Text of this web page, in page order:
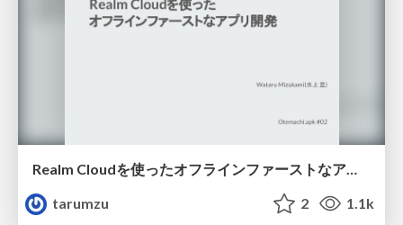
Realm Cloudを使ったオフラインファーストなアプリ開発
tarumzu
2 1.1k